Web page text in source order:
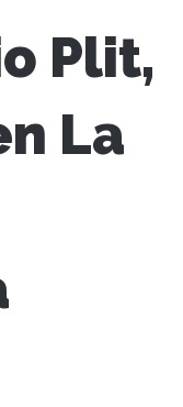
Plit,
La